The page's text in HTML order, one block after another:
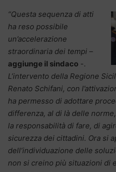
“Questa sequenza di atti
ha reso possibile
un’accelerazione
straordinaria dei tempi –
aggiunge il sindaco -.
L’intervento della Regione
Renato Schifani, con
ha permesso di adottare
differenza, al di là delle
la responsabilità di fare, di
sicurezza dei cittadini. Ora si
dell’individuazione delle
non si creino più situazioni di